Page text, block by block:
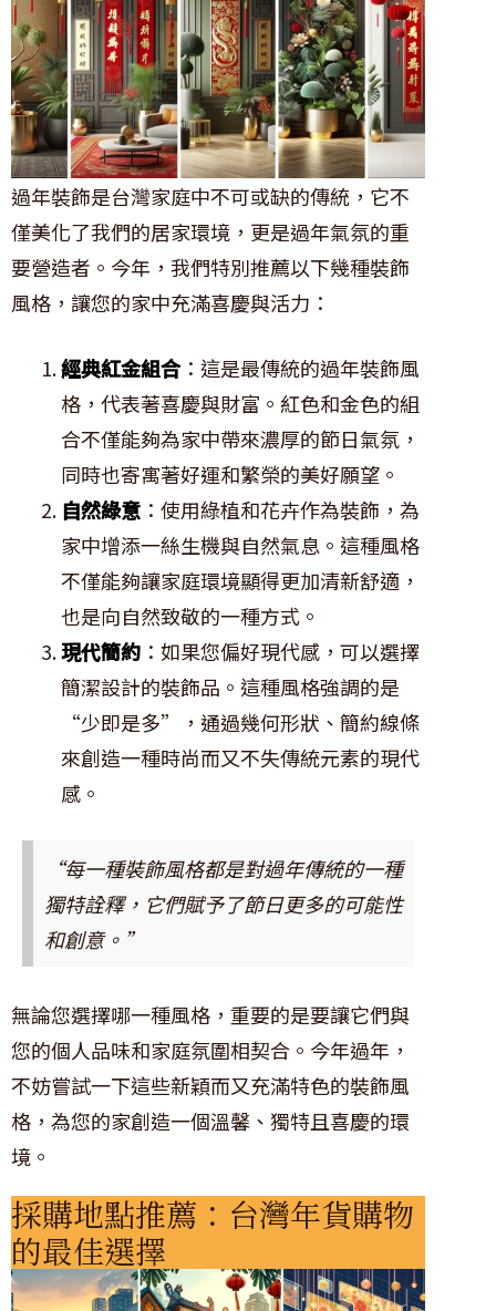
過年裝飾是台灣家庭中不可或缺的傳統，它不
僅美化了我們的居家環境，更是過年氣氛的重
要營造者。今年，我們特別推薦以下幾種裝飾
風格，讓您的家中充滿喜慶與活力：
經典紅金組合：這是最傳統的過年裝飾風
格，代表著喜慶與財富。紅色和金色的組
合不僅能夠為家中帶來濃厚的節日氣氛，
同時也寄寓著好運和繁榮的美好願望。
自然綠意 ：使用綠植和花卉作為裝飾，為
家中增添一絲生機與自然氣息。這種風格
不僅能夠讓家庭環境顯得更加清新舒適，
也是向自然致敬的一種方式。
現代簡約 ：如果您偏好現代感，可以選擇
簡潔設計的裝飾品。這種風格強調的是
“少即是多”，通過幾何形狀、簡約線條
來創造一種時尚而又不失傳統元素的現代
感。
“每一種裝飾風格都是對過年傳統的一種
獨特詮釋，它們賦予了節日更多的可能性
和創意。”
無論您選擇哪一種風格，重要的是要讓它們與
您的個人品味和家庭氛圍相契合。今年過年，
不妨嘗試一下這些新穎而又充滿特色的裝飾風
格，為您的家創造一個溫馨、獨特且喜慶的環
境。
採購地點推薦：台灣年貨購物
的最佳選擇